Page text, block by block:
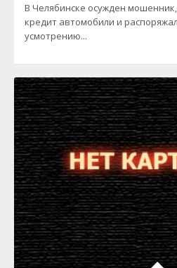
В Челябинске осужден
кредит автомобили и
усмотрению...